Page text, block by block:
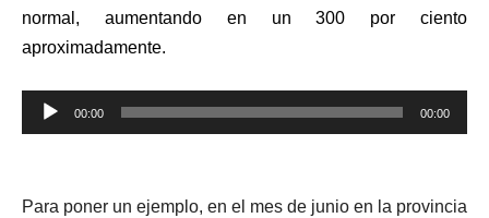
normal, aumentando en un 300 por ciento
aproximadamente.
Reproductor
de
00:00 00:00
Para poner un ejemplo, en el mes de junio en la provincia